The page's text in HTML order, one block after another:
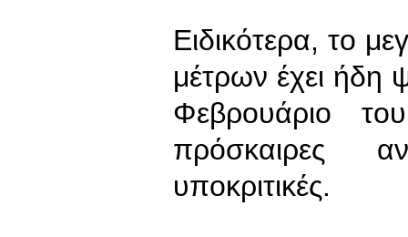
Ειδικότερα, το
μέτρων έχει ήδη
Φεβρουάριο
πρόσκαιρες
υποκριτικές.